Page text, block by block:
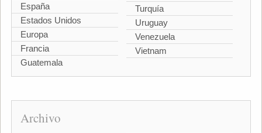
España
Estados Unidos
Europa
Francia
Guatemala
Turquía
Uruguay
Venezuela
Vietnam
Archivo